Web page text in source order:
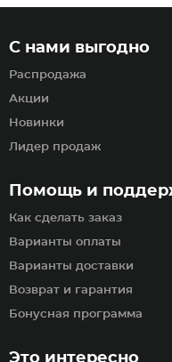
Помощь и
Как сделать заказ
Варианты оплаты
Варианты доставки
Возврат и гарантия
Бонусная программа
С нами выгодно
Распродажа
Акции
Новинки
Лидер продаж
Это интересно